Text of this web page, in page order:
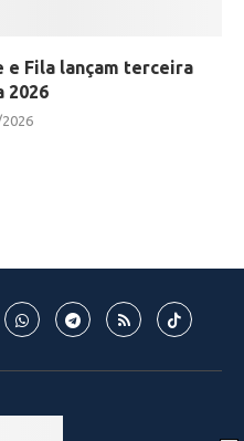
e Fila lançam terceira
2026